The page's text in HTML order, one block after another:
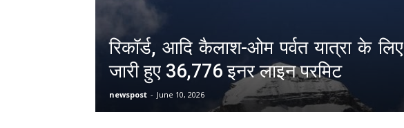
रिकॉर्ड, आदि कैलाश-ओम पर्वत यात्रा के लिए
जारी हुए 36,776 इनर लाइन परमिट
newspost - June 10, 2026